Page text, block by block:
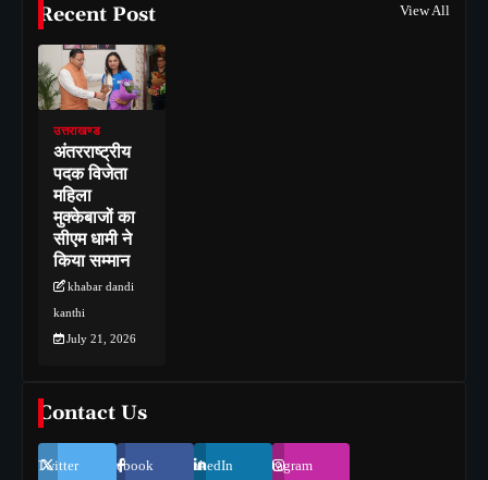
Recent Post View All
उत्तराखण्ड
अंतरराष्ट्रीय
पदक विजेता
महिला
मुक्केबाजों का
सीएम धामी ने
किया सम्मान
khabar dandi
kanthi
July 21, 2026
Contact Us
Twitter Facebook LinkedIn Instagram